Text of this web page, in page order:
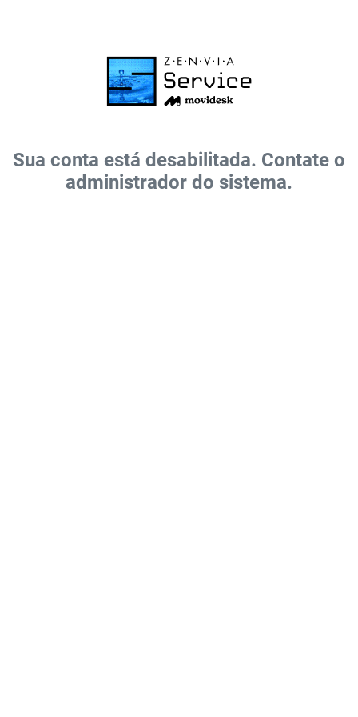
Sua conta está desabilitada. Contate o
administrador do sistema.